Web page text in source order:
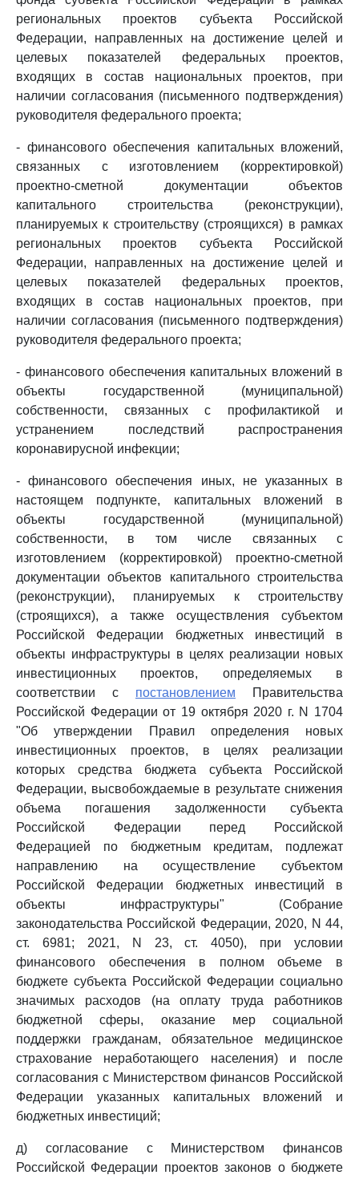
региональных проектов субъекта Российской
Федерации, направленных на достижение целей и
целевых показателей федеральных проектов,
входящих в состав национальных проектов, при
наличии согласования (письменного подтверждения)
руководителя федерального проекта;
- финансового обеспечения капитальных вложений,
связанных с изготовлением (корректировкой)
проектно-сметной документации объектов
капитального строительства (реконструкции),
планируемых к строительству (строящихся) в рамках
региональных проектов субъекта Российской
Федерации, направленных на достижение целей и
целевых показателей федеральных проектов,
входящих в состав национальных проектов, при
наличии согласования (письменного подтверждения)
руководителя федерального проекта;
- финансового обеспечения капитальных вложений в
объекты государственной (муниципальной)
собственности, связанных с профилактикой и
устранением последствий распространения
коронавирусной инфекции;
- финансового обеспечения иных, не указанных в
настоящем подпункте, капитальных вложений в
объекты государственной (муниципальной)
собственности, в том числе связанных с
изготовлением (корректировкой) проектно-сметной
документации объектов капитального строительства
(реконструкции), планируемых к строительству
(строящихся), а также осуществления субъектом
Российской Федерации бюджетных инвестиций в
объекты инфраструктуры в целях реализации новых
инвестиционных проектов, определяемых в
соответствии с постановлением Правительства
Российской Федерации от 19 октября 2020 г. N 1704
"Об утверждении Правил определения новых
инвестиционных проектов, в целях реализации
которых средства бюджета субъекта Российской
Федерации, высвобождаемые в результате снижения
объема погашения задолженности субъекта
Российской Федерации перед Российской
Федерацией по бюджетным кредитам, подлежат
направлению на осуществление субъектом
Российской Федерации бюджетных инвестиций в
объекты инфраструктуры" (Собрание
законодательства Российской Федерации, 2020, N 44,
ст. 6981; 2021, N 23, ст. 4050), при условии
финансового обеспечения в полном объеме в
бюджете субъекта Российской Федерации социально
значимых расходов (на оплату труда работников
бюджетной сферы, оказание мер социальной
поддержки гражданам, обязательное медицинское
страхование неработающего населения) и после
согласования с Министерством финансов Российской
Федерации указанных капитальных вложений и
бюджетных инвестиций;
д) согласование с Министерством финансов
Российской Федерации проектов законов о бюджете